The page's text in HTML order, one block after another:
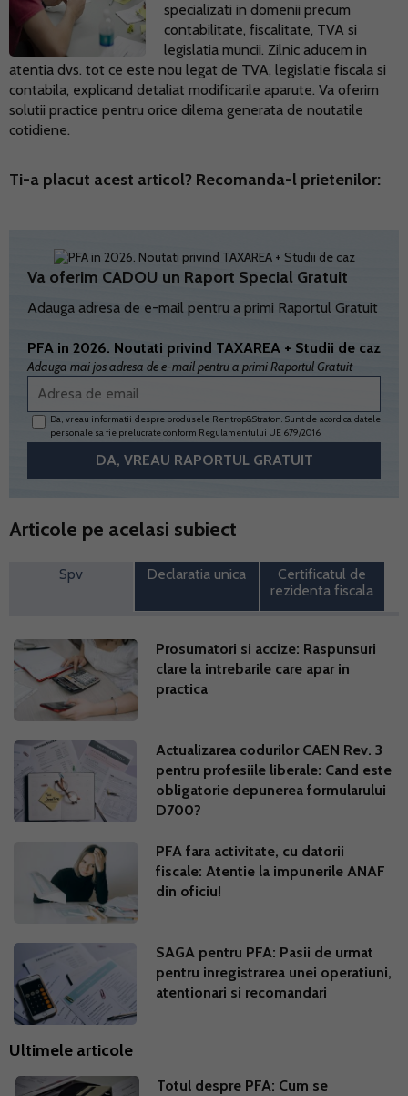
specializati in domenii precum
contabilitate, fiscalitate, TVA si
legislatia muncii. Zilnic aducem in
atentia dvs. tot ce este nou legat de TVA, legislatie fiscala si
contabila, explicand detaliat modificarile aparute. Va oferim
solutii practice pentru orice dilema generata de noutatile
cotidiene.
Ti-a placut acest articol? Recomanda-l prietenilor:
Va oferim CADOU un Raport Special Gratuit
Adauga adresa de e-mail pentru a primi Raportul Gratuit
PFA in 2026. Noutati privind TAXAREA + Studii de caz
Adauga mai jos adresa de e-mail pentru a primi Raportul Gratuit
Da, vreau informatii despre produsele Rentrop&Straton. Sunt de acord ca datele
personale sa fie prelucrate conform Regulamentului UE 679/2016
Articole pe acelasi subiect
Spv Declaratia unica
Certificatul de
rezidenta fiscala
Prosumatori si accize: Raspunsuri
clare la intrebarile care apar in
practica
Actualizarea codurilor CAEN Rev. 3
pentru profesiile liberale: Cand este
obligatorie depunerea formularului
D700?
PFA fara activitate, cu datorii
fiscale: Atentie la impunerile ANAF
din oficiu!
SAGA pentru PFA: Pasii de urmat
pentru inregistrarea unei operatiuni,
atentionari si recomandari
Ultimele articole
Totul despre PFA: Cum se